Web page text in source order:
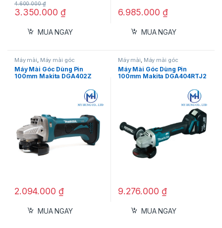
3.350.000 ₫
4.600.000₫
MUA NGAY
6.985.000 ₫
MUA NGAY
Máy mài Máy mài góc
Máy Mài Góc Dùng Pin
100mm Makita DGA402Z
2.094.000 ₫
MUA NGAY
Máy mài Máy mài góc
Máy Mài Góc Dùng Pin
100mm Makita DGA404RTJ2
9.276.000 ₫
MUA NGAY